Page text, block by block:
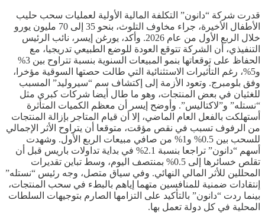
قدرت شركة “دانون” التكلفة المالية الأولية لعمليات سحب حليب
الأطفال الأخيرة، جراء مخاوف التلوث، بنحو 35 إلى 70 مليون يورو
خلال الربع الأول من عام 2026. وأكد، يورغن إيسر، نائب الرئيس
التنفيذي، أن الشركة تتوقع العودة للوضع الطبيعي تدريجيا، مع
الحفاظ على توقعاتها بنمو المبيعات السنوية بنسبة تتراوح بين 3%
و5%، رغم التأثيرات الاستثنائية التي طالت حصتها السوقية مؤخرا،
وفق بلومبرج. وتعود الأزمة إلى إكتشاف سم “سيروليد” المسبب
للغثيان في بعض المنتجات، وهو ما طال أيضا شركات كبرى مثل
“نستله” و”لاكتاليس”. وأوضح إيسر أن معظم الكميات المتأثرة
أستهلكت بالفعل العام الماضي، إلا أن قيام المتاجر بإزالة المنتجات
من الرفوف تسبب في نقص مؤقت، متوقعا أن يتراوح الأثر الإجمالي
للسحب بين 0.5% و1% من صافي مبيعات الربع الأول. وشهدت
أسهم “دانون” تراجعا بنسبة 2.1% في بداية تداولات باريس قبل أن
تقلص خسائرها إلى 0.5% بمنتصف اليوم، وسط تباين تقديرات
المحللين للأثر المالي النهائي. وفي سياق متصل، وجه رئيس “نستله”
إنتقادات ضمنية للمنافسين متهما إياهم بالبطء في سحب المنتجات،
بينما ردت “دانون” بالتأكيد على التزامها الصارم بتوجيهات السلطات
المحلية في كل دولة تعمل بها.